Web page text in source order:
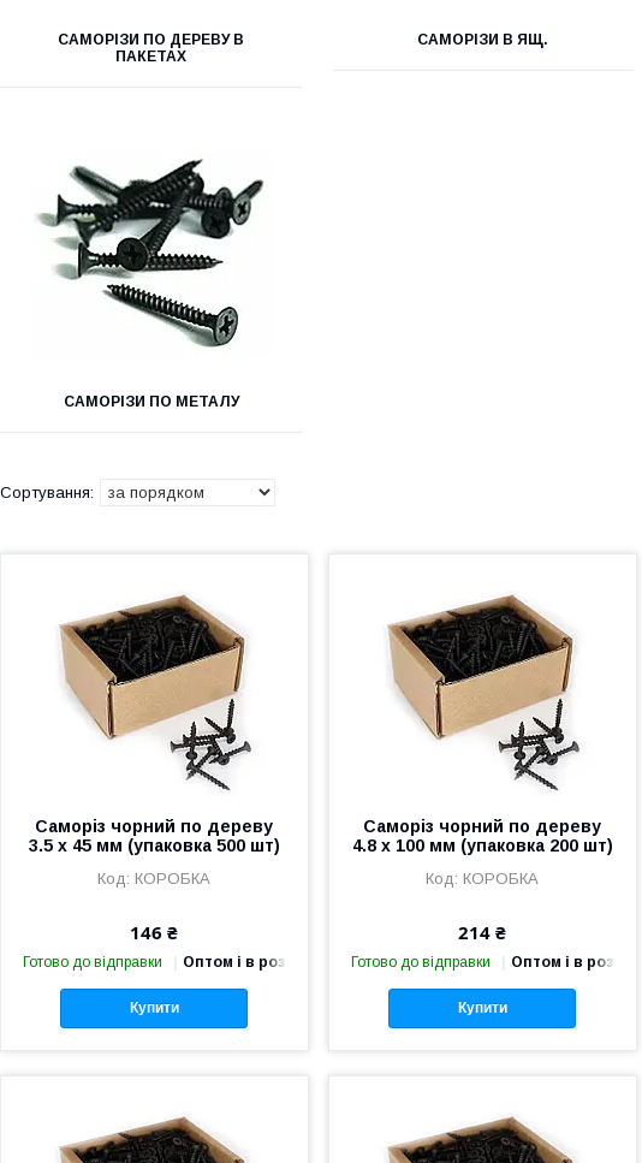
САМОРІЗИ ПО ДЕРЕВУ В
ПАКЕТАХ
САМОРІЗИ В ЯЩ.
САМОРІЗИ ПО МЕТАЛУ
Саморіз чорний по дереву
3.5 х 45 мм (упаковка 500 шт)
КОРОБКА
146 ₴
Готово до відправки Оптом і в роздріб
Купити
Саморіз чорний по дереву
4.8 х 100 мм (упаковка 200 шт)
КОРОБКА
214 ₴
Готово до відправки Оптом і в роздріб
Купити